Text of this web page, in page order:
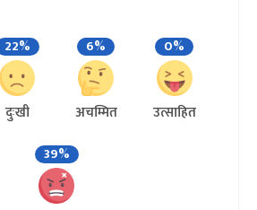
22%
दुःखी
6%
अचम्मित
0%
उत्साहित
39%